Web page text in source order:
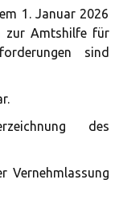
1. Januar 2026
zur Amtshilfe für
sind
des
Vernehmlassung